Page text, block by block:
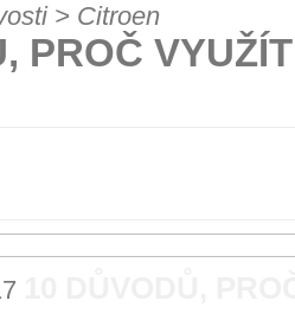
> Citroen
PROČ